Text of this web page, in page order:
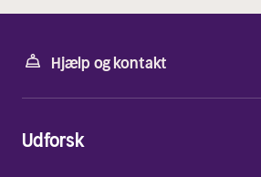
Hjælp og kontakt
Udforsk